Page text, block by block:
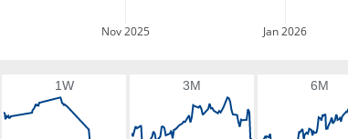
Nov 2025 Jan 2026
1W 3M 6M